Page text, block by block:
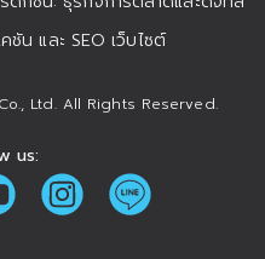
ชัน และ SEO เว็บไซต์
Ltd. All Rights Reserved.
us: